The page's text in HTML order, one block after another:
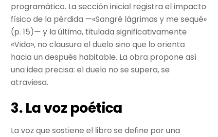
programático. La sección inicial registra el impacto
físico de la pérdida —«Sangré lágrimas y me sequé»
(p. 15)— y la última, titulada significativamente
«Vida», no clausura el duelo sino que lo orienta
hacia un después habitable. La obra propone así
una idea precisa: el duelo no se supera, se
atraviesa.
3. La voz poética
La voz que sostiene el libro se define por una